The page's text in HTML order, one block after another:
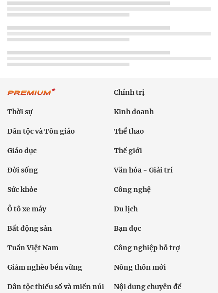
Chính trị
Thời sự Kinh doanh
Dân tộc và Tôn giáo Thể thao
Giáo dục Thế giới
Đời sống Văn hóa - Giải trí
Sức khỏe Công nghệ
Ô tô xe máy Du lịch
Bất động sản Bạn đọc
Tuần Việt Nam Công nghiệp hỗ trợ
Giảm nghèo bền vững Nông thôn mới
Dân tộc thiểu số và miền núi Nội dung chuyên đề